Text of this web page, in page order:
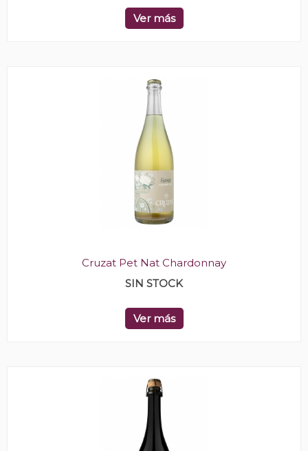
Ver más
Cruzat Pet Nat Chardonnay
SIN STOCK
Ver más